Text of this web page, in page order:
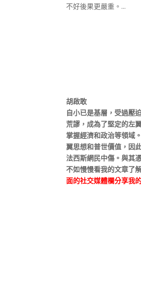
不好後果更嚴重。...
胡啟敢
自小已是基層，受過壓
荒謬，成為了堅定的左
掌握經濟和政治等領域
翼思想和普世價值，因
法西斯網民中傷。與其
不如慢慢看我的文章了
面的社交媒體欄分享我